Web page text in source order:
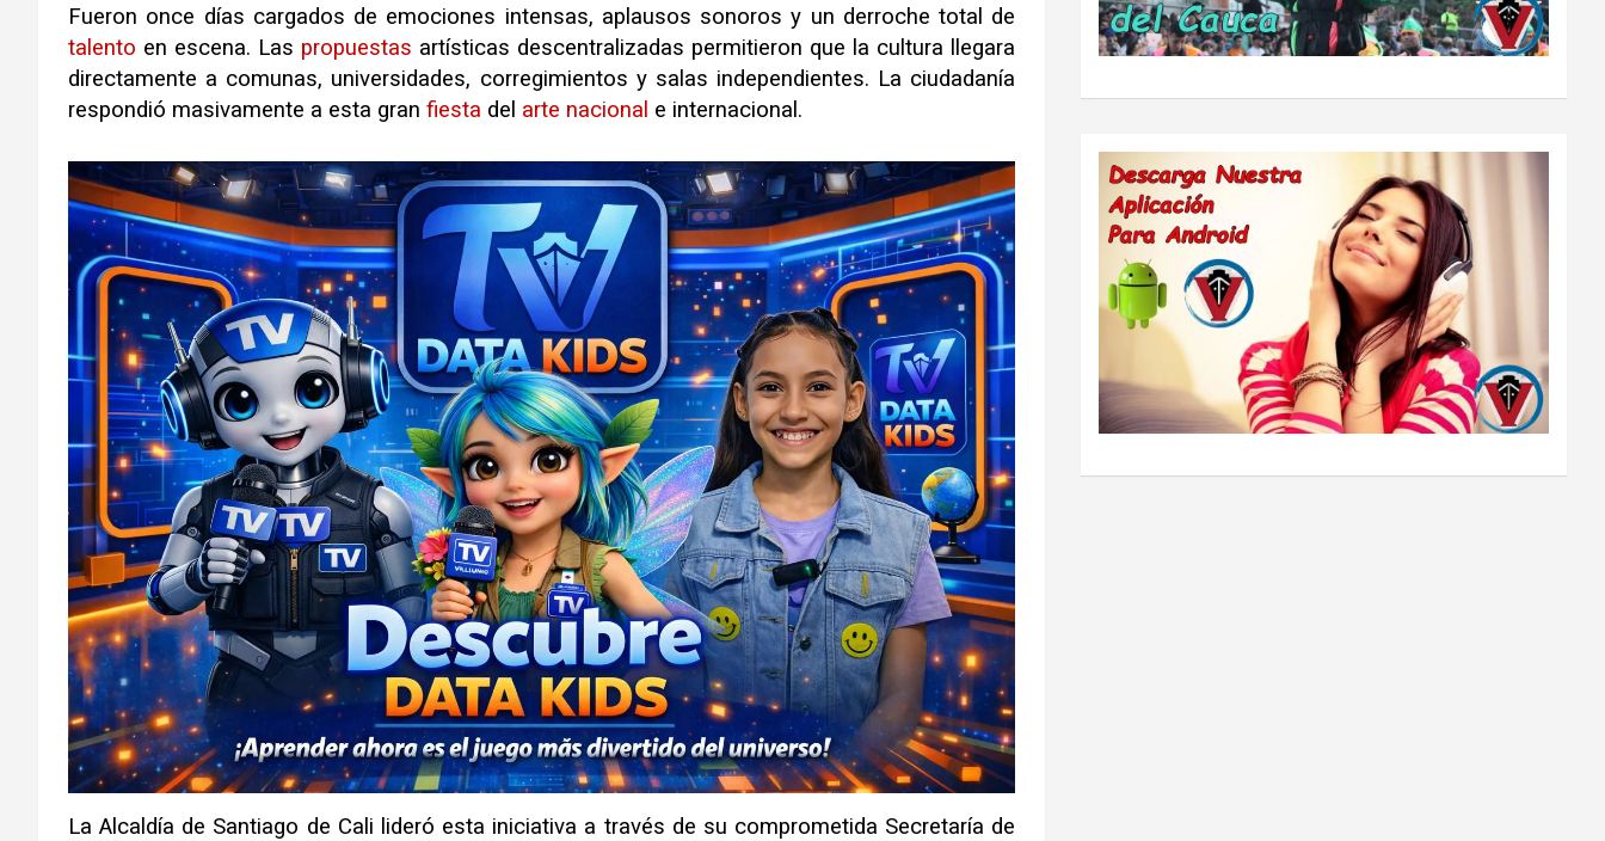
Fueron once días cargados de emociones intensas, aplausos sonoros y un derroche total de
talento en escena. Las propuestas artísticas descentralizadas permitieron que la cultura llegara
directamente a comunas, universidades, corregimientos y salas independientes. La ciudadanía
respondió masivamente a esta gran fiesta del arte nacional e internacional .
La Alcaldía de Santiago de Cali lideró esta iniciativa a través de su comprometida Secretaría de